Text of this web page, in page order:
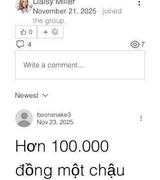
November 21, 2025 · joined
the group.
0
4 7
Write a comment...
Newest
boonsnake3
Nov 23, 2025
Hơn 100.000
đồng một chậu